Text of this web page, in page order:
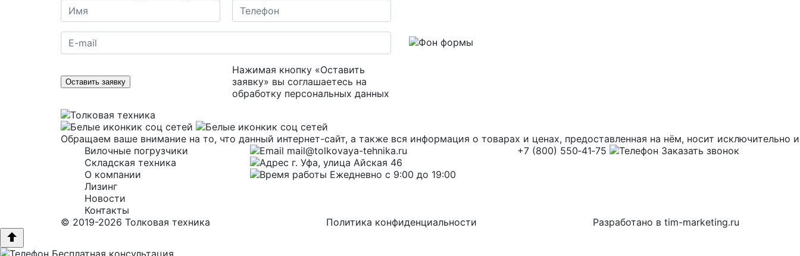
Оставить заявку
Нажимая кнопку «Оставить
заявку» вы соглашаетесь на
обработку персональных данных
Обращаем ваше внимание на то, что данный интернет-сайт, а также вся информация о товарах и ценах, предоставленная на нём, носит
Вилочные погрузчики
Складская техника
О компании
Лизинг
Новости
Контакты
mail@tolkovaya-tehnika.ru
г. Уфа, улица Айская 46
Ежедневно с 9:00 до 19:00
+7 (800) 550‑41‑75 Заказать звонок
© 2019-2026 Толковая техника Политика конфиденциальности Разработано в tim-marketing.ru
Бесплатная консультация